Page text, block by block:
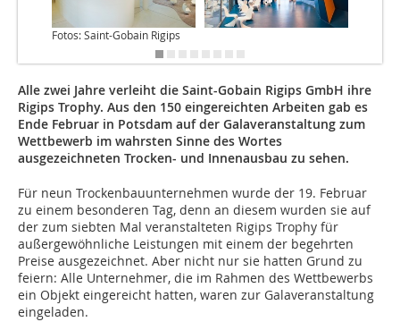
Fotos: Saint-Gobain Rigips
Alle zwei Jahre verleiht die Saint-Gobain Rigips GmbH ihre
Rigips Trophy. Aus den 150 eingereichten Arbeiten gab es
Ende Februar in Potsdam auf der Galaveranstaltung zum
Wettbewerb im wahrsten Sinne des Wortes
ausgezeichneten Trocken- und Innenausbau zu sehen.
Für neun Trockenbauunternehmen wurde der 19. Februar
zu einem besonderen Tag, denn an diesem wurden sie auf
der zum siebten Mal veranstalteten Rigips Trophy für
außergewöhnliche Leistungen mit einem der begehrten
Preise ausgezeichnet. Aber nicht nur sie hatten Grund zu
feiern: Alle Unternehmer, die im Rahmen des Wettbewerbs
ein Objekt eingereicht hatten, waren zur Galaveranstaltung
eingeladen.